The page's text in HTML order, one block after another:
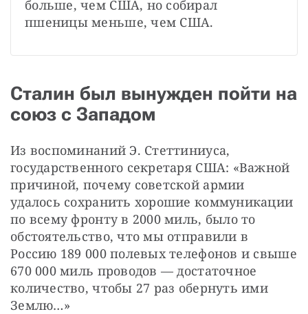
больше, чем США, но собирал
пшеницы меньше, чем США.
Сталин был вынужден пойти на
союз с Западом
Из воспоминаний Э. Стеттиниуса,
государственного секретаря США: «Важной
причиной, почему советской армии
удалось сохранить хорошие коммуникации
по всему фронту в 2000 миль, было то
обстоятельство, что мы отправили в
Россию 189 000 полевых телефонов и свыше
670 000 миль проводов — достаточное
количество, чтобы 27 раз обернуть ими
Землю…»